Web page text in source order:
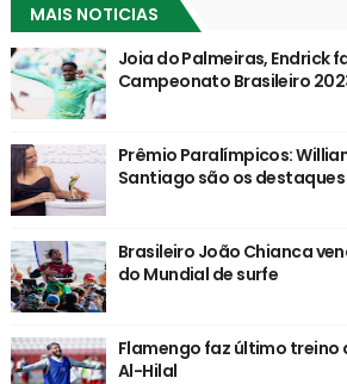
MAIS NOTICIAS
Joia do Palmeiras, Endrick
Campeonato Brasileiro
Prêmio Paralímpicos:
Santiago são os destaques
Brasileiro João Chianca
do Mundial de surfe
Flamengo faz último treino
Al-Hilal